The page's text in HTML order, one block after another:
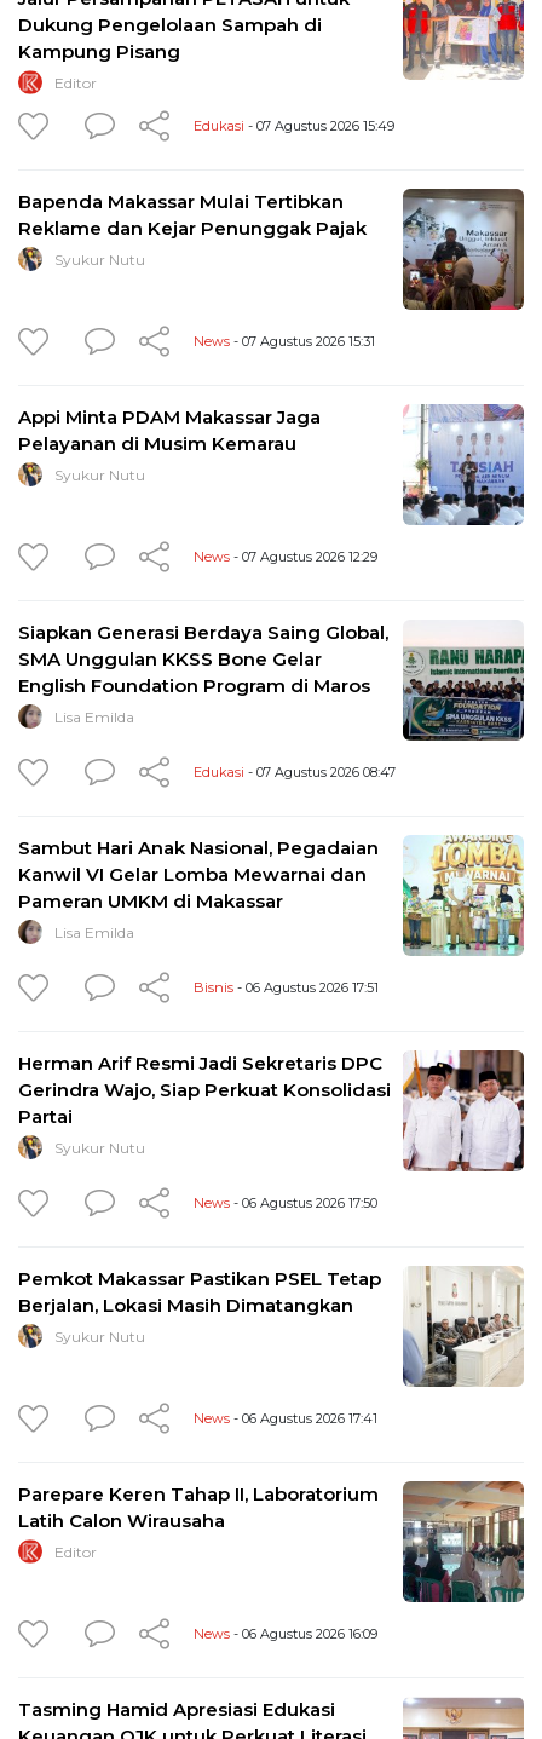
Dukung Pengelolaan Sampah di
Kampung Pisang
Editor
Edukasi - 07 Agustus 2026 15:49
Bapenda Makassar Mulai Tertibkan
Reklame dan Kejar Penunggak Pajak
Syukur Nutu
News - 07 Agustus 2026 15:31
Appi Minta PDAM Makassar Jaga
Pelayanan di Musim Kemarau
Syukur Nutu
News - 07 Agustus 2026 12:29
Siapkan Generasi Berdaya Saing Global,
SMA Unggulan KKSS Bone Gelar
English Foundation Program di Maros
Lisa Emilda
Edukasi - 07 Agustus 2026 08:47
Sambut Hari Anak Nasional, Pegadaian
Kanwil VI Gelar Lomba Mewarnai dan
Pameran UMKM di Makassar
Lisa Emilda
Bisnis - 06 Agustus 2026 17:51
Herman Arif Resmi Jadi Sekretaris DPC
Gerindra Wajo, Siap Perkuat Konsolidasi
Partai
Syukur Nutu
News - 06 Agustus 2026 17:50
Pemkot Makassar Pastikan PSEL Tetap
Berjalan, Lokasi Masih Dimatangkan
Syukur Nutu
News - 06 Agustus 2026 17:41
Parepare Keren Tahap II, Laboratorium
Latih Calon Wirausaha
Editor
News - 06 Agustus 2026 16:09
Tasming Hamid Apresiasi Edukasi